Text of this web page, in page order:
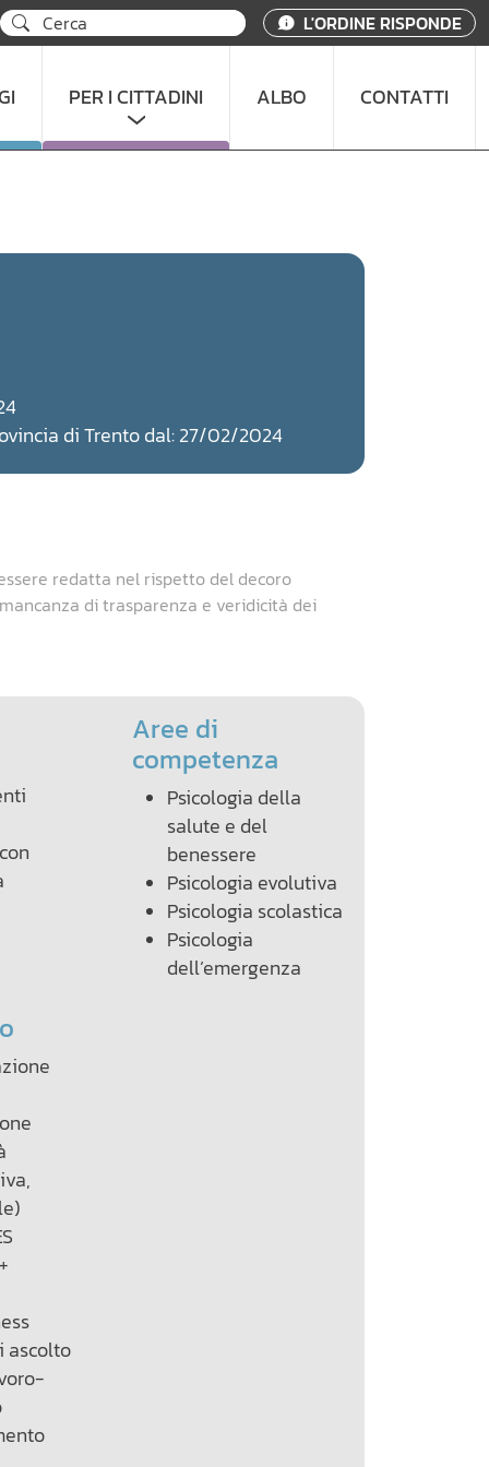
L'ORDINE RISPONDE
PER I CITTADINI ALBO CONTATTI
di Trento dal: 27/02/2024
redatta nel rispetto del decoro
di trasparenza e veridicità dei
Aree di
competenza
Psicologia della
salute e del
benessere
Psicologia evolutiva
Psicologia scolastica
Psicologia
dell’emergenza
ascolto